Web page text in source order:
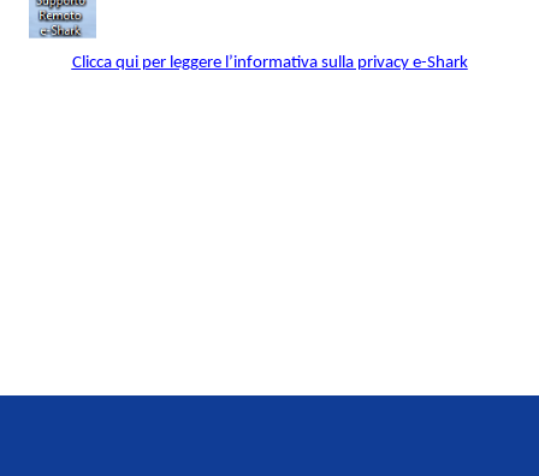
Clicca qui per leggere l’informativa sulla privacy e-Shark